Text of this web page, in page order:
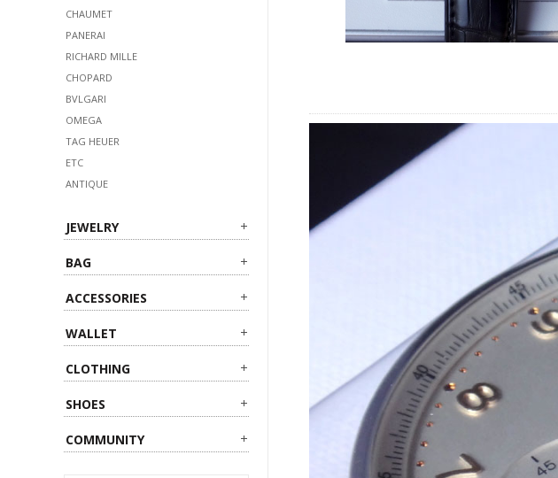
CHAUMET
PANERAI
RICHARD MILLE
CHOPARD
BVLGARI
OMEGA
TAG HEUER
ETC
ANTIQUE
JEWELRY
BAG
ACCESSORIES
WALLET
CLOTHING
SHOES
COMMUNITY